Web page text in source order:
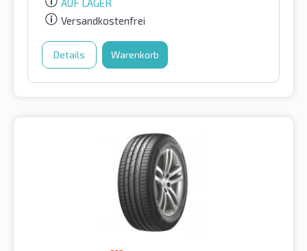
AUF LAGER
Versandkostenfrei
Details Warenkorb